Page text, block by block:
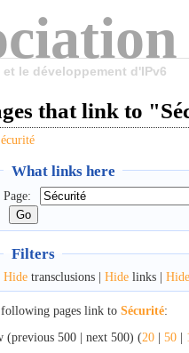
le développement d'IPv6
that link to
What links here
Page:
Filters
Hidetransclusions | Hidelinks | Hide
pages link to Sécurité:
(previous 500 | next 500) (20 | 50 |